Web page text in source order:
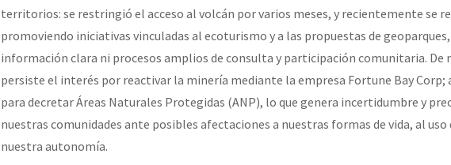
territorios: se restringió el acceso al volcán por varios meses, y recientemente se
promoviendo iniciativas vinculadas al ecoturismo y a las propuestas de
información clara ni procesos amplios de consulta y participación comunitaria. De
persiste el interés por reactivar la minería mediante la empresa Fortune Bay Corp;
para decretar Áreas Naturales Protegidas (ANP), lo que genera incertidumbre y
nuestras comunidades ante posibles afectaciones a nuestras formas de vida, al
nuestra autonomía.